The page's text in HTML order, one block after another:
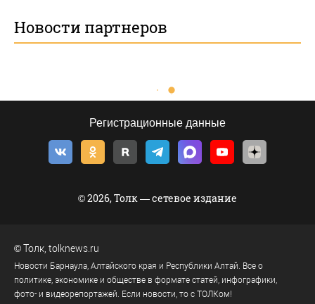
Новости партнеров
Регистрационные данные
© 2026, Толк — сетевое издание
©Толк tolknews.ru
Новости Барнаула, Алтайского края и Республики Алтай. Все о
политике, экономике и обществе в формате статей, инфографики,
фото- и видеорепортажей. Если новости, то с ТОЛКом!